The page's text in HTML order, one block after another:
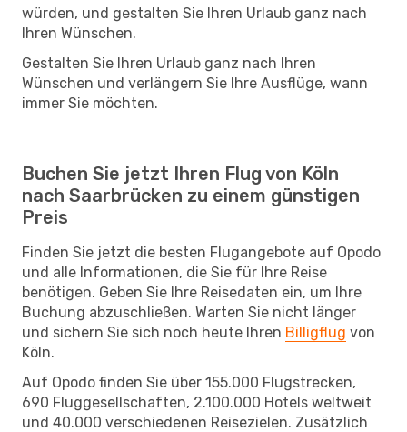
würden, und gestalten Sie Ihren Urlaub ganz nach
Ihren Wünschen.
Gestalten Sie Ihren Urlaub ganz nach Ihren
Wünschen und verlängern Sie Ihre Ausflüge, wann
immer Sie möchten.
Buchen Sie jetzt Ihren Flug von Köln
nach Saarbrücken zu einem günstigen
Preis
Finden Sie jetzt die besten Flugangebote auf Opodo
und alle Informationen, die Sie für Ihre Reise
benötigen. Geben Sie Ihre Reisedaten ein, um Ihre
Buchung abzuschließen. Warten Sie nicht länger
und sichern Sie sich noch heute Ihren Billigflug von
Köln.
Auf Opodo finden Sie über 155.000 Flugstrecken,
690 Fluggesellschaften, 2.100.000 Hotels weltweit
und 40.000 verschiedenen Reisezielen. Zusätzlich